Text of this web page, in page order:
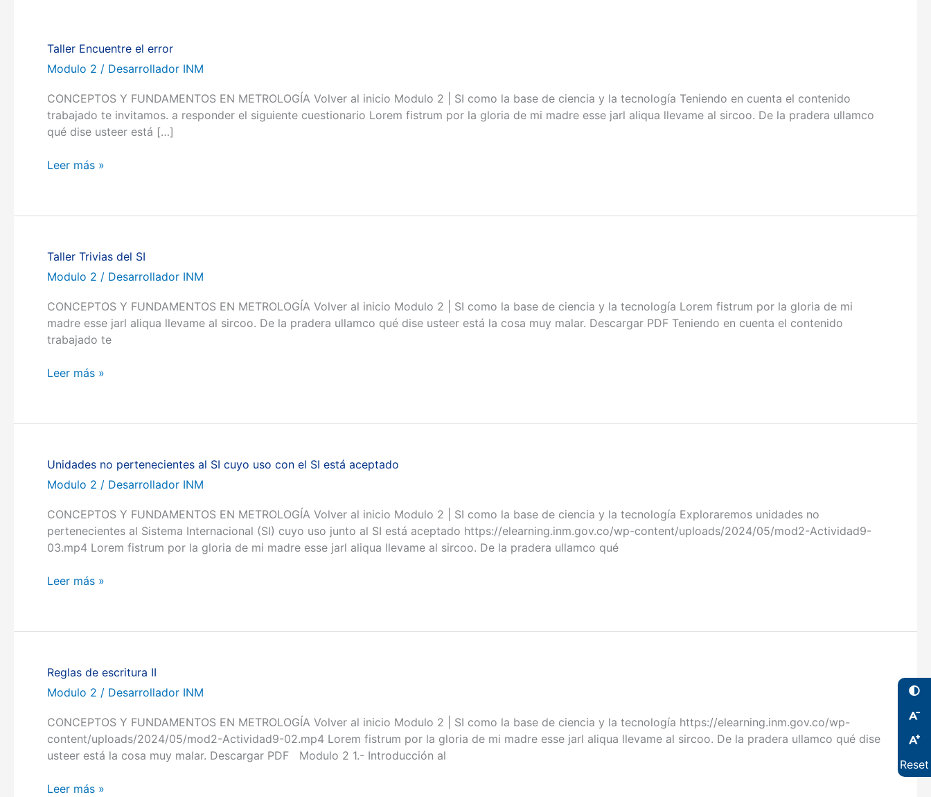
Reset
Taller Encuentre el error
Modulo 2 / Desarrollador INM
CONCEPTOS Y FUNDAMENTOS EN METROLOGÍA Volver al inicio Modulo 2 | SI como la base de ciencia y la tecnología Teniendo en cuenta el contenido
trabajado te invitamos. a responder el siguiente cuestionario Lorem fistrum por la gloria de mi madre esse jarl aliqua llevame al sircoo. De la pradera ullamco
qué dise usteer está […]
Taller
Encuentre
error
Leer más »
Taller Trivias del SI
Modulo 2 / Desarrollador INM
CONCEPTOS Y FUNDAMENTOS EN METROLOGÍA Volver al inicio Modulo 2 | SI como la base de ciencia y la tecnología Lorem fistrum por la gloria de mi
madre esse jarl aliqua llevame al sircoo. De la pradera ullamco qué dise usteer está la cosa muy malar. Descargar PDF Teniendo en cuenta el contenido
trabajado te
Taller
Trivias
SI
Leer más »
Unidades no pertenecientes al SI cuyo uso con el SI está aceptado
Modulo 2 / Desarrollador INM
CONCEPTOS Y FUNDAMENTOS EN METROLOGÍA Volver al inicio Modulo 2 | SI como la base de ciencia y la tecnología Exploraremos unidades no
pertenecientes al Sistema Internacional (SI) cuyo uso junto al SI está aceptado https://elearning.inm.gov.co/wp-content/uploads/2024/05/mod2-Actividad9-
03.mp4 Lorem fistrum por la gloria de mi madre esse jarl aliqua llevame al sircoo. De la pradera ullamco qué
Unidades
no
al
SI
cuyo
con
está
Leer más »
Reglas de escritura II
Modulo 2 / Desarrollador INM
CONCEPTOS Y FUNDAMENTOS EN METROLOGÍA Volver al inicio Modulo 2 | SI como la base de ciencia y la tecnología https://elearning.inm.gov.co/wp-
content/uploads/2024/05/mod2-Actividad9-02.mp4 Lorem fistrum por la gloria de mi madre esse jarl aliqua llevame al sircoo. De la pradera ullamco qué dise
usteer está la cosa muy malar. Descargar PDF Modulo 2 1.- Introducción al
Reglas
de
II
Leer más »